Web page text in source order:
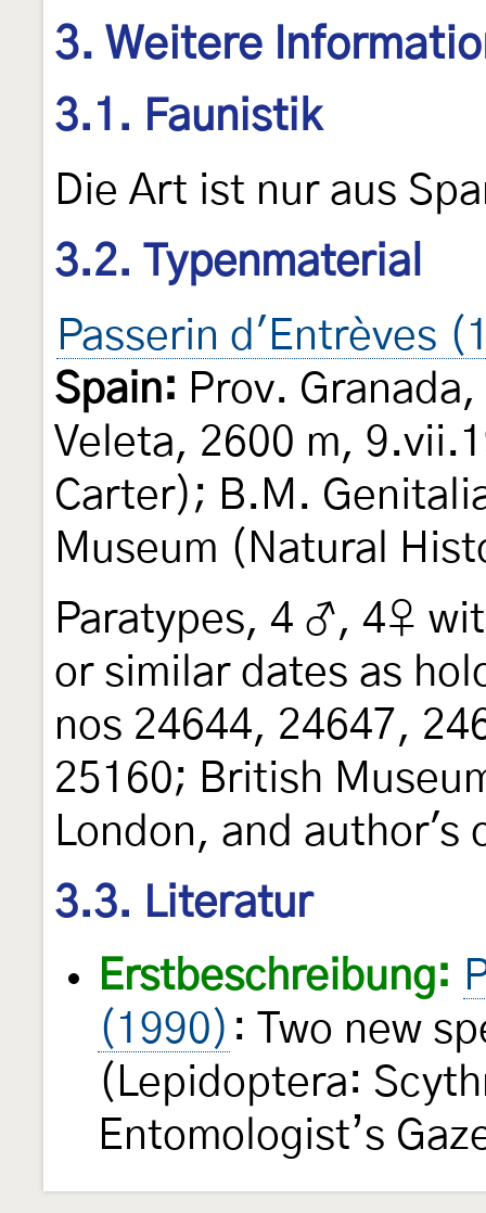
3. Weitere
3.1. Faunistik
Die Art ist nur aus
3.2. Typenmaterial
Passerin d'Entrèves
Spain: Prov.
Veleta, 2600 m,
Carter); B.M.
Museum (Natural
Paratypes, 4 ♂, 4♀
or similar dates as
nos 24644, 24647,
25160; British
London, and author's
3.3. Literatur
Erstbeschreibung:
(1990) : Two new
(Lepidoptera:
Entomologist’s